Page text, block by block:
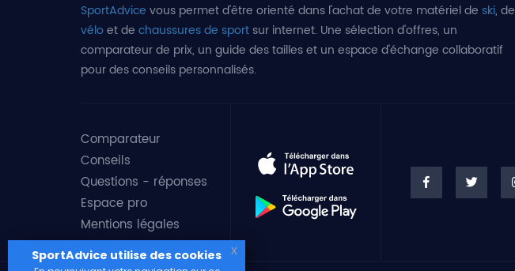
SportAdvice vous permet d'être orienté dans l'achat de votre matériel de ski, de
véloet de chaussures de sportsur internet. Une sélection d'offres, un
comparateur de prix, un guide des tailles et un espace d'échange collaboratif
pour des conseils personnalisés.
Comparateur
Conseils
Questions - réponses
Espace pro
Mentions légales
SportAdvice utilise des cookies x